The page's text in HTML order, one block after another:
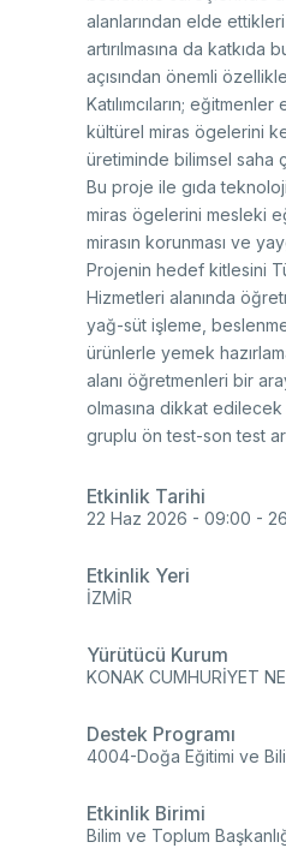
Fotoğraf Arşivi
KVKK Aydınlatma metni
alanlarından elde
artırılmasına da
açısından önemli
Katılımcıların;
kültürel miras ögelerini
üretiminde bilimsel saha
Bu proje ile gıda
miras ögelerini mesleki
mirasın korunması ve
Projenin hedef kitlesini
Hizmetleri alanında
yağ-süt işleme,
ürünlerle yemek
alanı öğretmenleri bir
olmasına dikkat edilecek
gruplu ön test-son test
Etkinlik Tarihi
22 Haz 2026 - 09:00 -
Etkinlik Yeri
İZMİR
Yürütücü Kurum
KONAK CUMHURİYET
Destek Programı
4004-Doğa Eğitimi ve
Etkinlik Birimi
Bilim ve Toplum